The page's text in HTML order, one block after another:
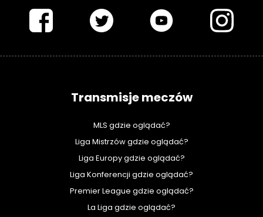
Transmisje meczów
MLS gdzie oglądać?
Liga Mistrzów gdzie oglądać?
Liga Europy gdzie oglądać?
Liga Konferencji gdzie oglądać?
Premier League gdzie oglądać?
La Liga gdzie oglądać?